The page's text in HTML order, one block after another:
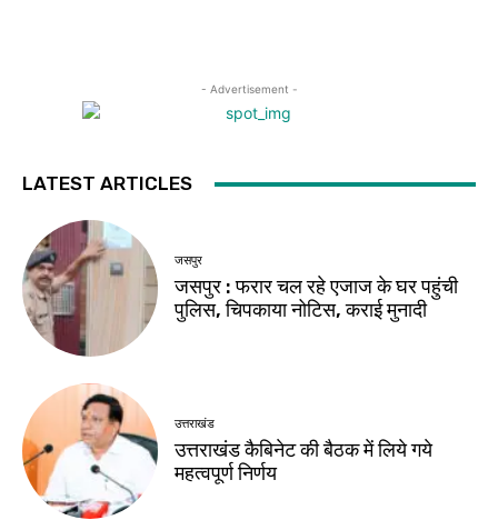
- Advertisement -
LATEST ARTICLES
जसपुर
जसपुर : फरार चल रहे एजाज के घर पहुंची
पुलिस, चिपकाया नोटिस, कराई मुनादी
उत्तराखंड
उत्तराखंड कैबिनेट की बैठक में लिये गये
महत्वपूर्ण निर्णय